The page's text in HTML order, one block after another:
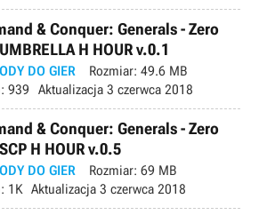
& Conquer: Generals - Zero
H HOUR v.0.1
DO GIER Rozmiar: 49.6 MB
939 Aktualizacja 3 czerwca 2018
& Conquer: Generals - Zero
H HOUR v.0.5
DO GIER Rozmiar: 69 MB
1K Aktualizacja 3 czerwca 2018